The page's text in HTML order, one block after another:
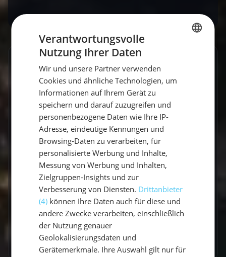
Vicci
Travel Explorerin
Vicci schreibt über Segelabenteuer,
Küstenorte und Reisen abseits der üblichen
Routen. Mit einem Gespür für besondere
Momente verbindet sie Explorer-Spirit mit
praktischen Travel-Tipps.
Zum Autorenprofil→
Verantwortungsvolle
Nutzung Ihrer Daten
Wir und unsere Partner verwenden
Cookies und ähnliche Technologien, um
Informationen auf Ihrem Gerät zu
speichern und darauf zuzugreifen und
personenbezogene Daten wie Ihre IP-
Adresse, eindeutige Kennungen und
Browsing-Daten zu verarbeiten, für
personalisierte Werbung und Inhalte,
Messung von Werbung und Inhalten,
Zielgruppen-Insights und zur
Verbesserung von Diensten. Drittanbieter
(4) können Ihre Daten auch für diese und
andere Zwecke verarbeiten, einschließlich
der Nutzung genauer
Geolokalisierungsdaten und
Gerätemerkmale. Ihre Auswahl gilt nur für